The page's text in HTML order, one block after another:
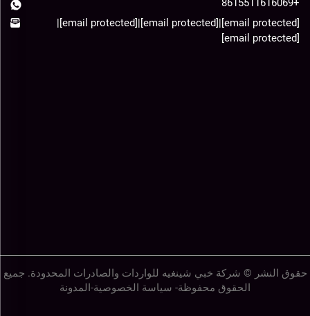
+8615511616069
[email protected]
|
[email protected]
|
[email protected]
|
[email protected]
حقوق النشر © شركة خبي شينغيه للواردات والصادرات المحدودة. جميع
الحقوق محفوظة- سياسة الخصوصية-المدونة